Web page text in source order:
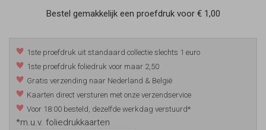
Bestel gemakkelijk een proefdruk voor € 1,00
1ste proefdruk uit standaard collectie slechts 1 euro
1ste proefdruk foliedruk voor maar 2,50
Gratis verzending naar Nederland & België
Kaarten direct versturen met onze verzendservice
Voor 18:00 besteld, dezelfde werkdag verstuurd*
*m.u.v. foliedrukkaarten